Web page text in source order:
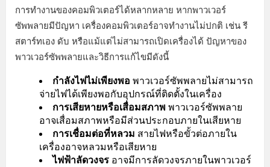
การทำงานของคอมพิวเตอร์ได้หลากหลาย หากพาวเวอร์
ซัพพลายมีปัญหา เครื่องคอมพิวเตอร์อาจทำงานไม่ปกติ เช่น รี
สตาร์ทเอง ดับ หรือแม้แต่ไม่สามารถเปิดเครื่องได้ ปัญหาของ
พาวเวอร์ซัพพลายและวิธีการแก้ไขมีดังนี้
กำลังไฟไม่เพียงพอ พาวเวอร์ซัพพลายไม่สามารถ
จ่ายไฟได้เพียงพอกับอุปกรณ์ที่ติดตั้งในเครื่อง
การเสียหายหรือเสื่อมสภาพ พาวเวอร์ซัพพลาย
อาจเสื่อมสภาพหรือมีส่วนประกอบภายในเสียหาย
การเชื่อมต่อที่หลวม สายไฟหรือขั้วต่อภายใน
เครื่องอาจหลวมหรือเสียหาย
ไฟฟ้าลัดวงจร อาจมีการลัดวงจรภายในพาวเวอร์